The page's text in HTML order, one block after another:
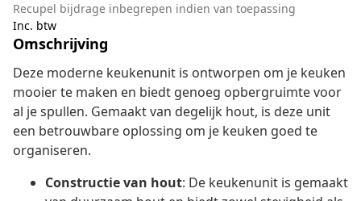
Recupel bijdrage inbegrepen indien van toepassing
Inc. btw
Omschrijving
Deze moderne keukenunit is ontworpen om je keuken
mooier te maken en biedt genoeg opbergruimte voor
al je spullen. Gemaakt van degelijk hout, is deze unit
een betrouwbare oplossing om je keuken goed te
organiseren.
Constructie van hout: De keukenunit is gemaakt